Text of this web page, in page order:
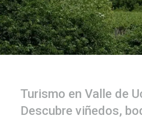
Turismo en Valle de
Descubre viñedos,